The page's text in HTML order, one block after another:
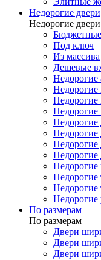
Недорогие двери
Недорогие двери
Под ключ
Из массива
Дешевые
Недорогие
Недорогие
Недорогие
Недорогие
Недорогие
Недорогие
Недорогие
Недорогие
Недорогие
Недорогие
Недорогие
По размерам
По размерам
Двери
Двери
Двери